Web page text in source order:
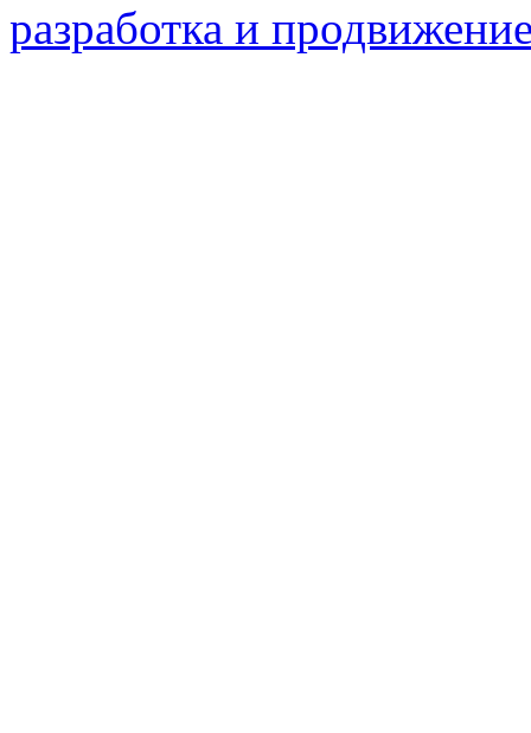
разработка и